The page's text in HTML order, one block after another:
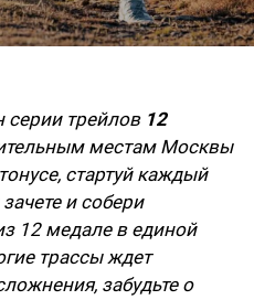
серии трейлов 12
местам Москвы
стартуй каждый
и собери
12 медале в единой
трассы ждет
забудьте о